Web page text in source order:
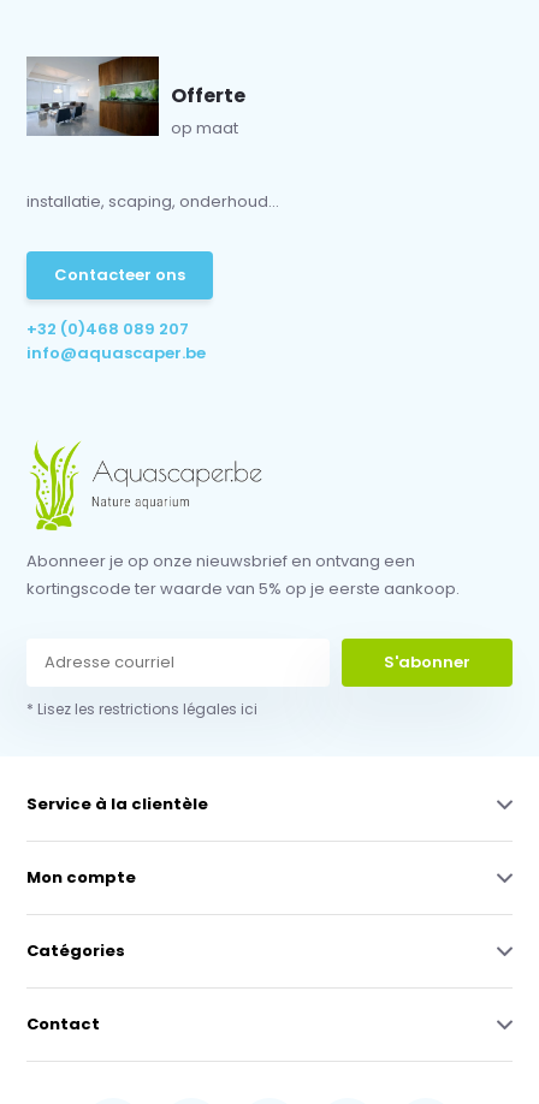
Offerte
op maat
installatie, scaping, onderhoud...
Contacteer ons
+32 (0)468 089 207
info@aquascaper.be
Abonneer je op onze nieuwsbrief en ontvang een
kortingscode ter waarde van 5% op je eerste aankoop.
S'abonner
* Lisez les restrictions légales ici
Service à la clientèle
Mon compte
Catégories
Contact